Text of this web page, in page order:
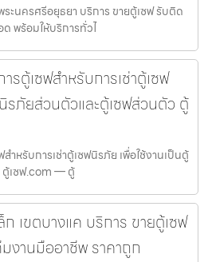
ะนครศรีอยุธยา บริการ ขายตู้เซฟ รับติด
พร้อมให้บริการทั่วไ
รตู้เซฟสำหรับการเช่าตู้เซฟ
รภัยส่วนตัวและตู้เซฟส่วนตัว ตู้
ำหรับการเช่าตู้เซฟนิรภัย เพื่อใช้งานเป็นตู้
ตู้เซฟ.com — ตู้
เขตบางแค บริการ ขายตู้เซฟ
งานมืออาชีพ ราคาถูก